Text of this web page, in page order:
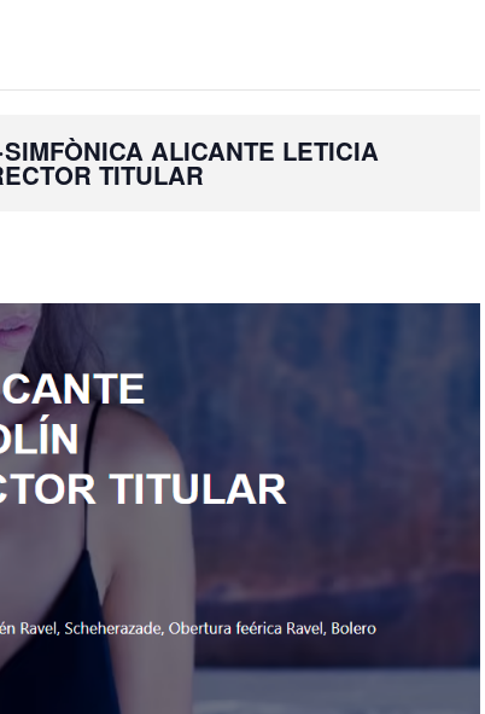
ALICANTE LETICIA
TITULAR